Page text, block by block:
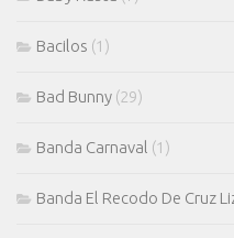
Bacilos (1)
Bad Bunny (29)
Banda Carnaval (1)
Banda El Recodo De Cruz